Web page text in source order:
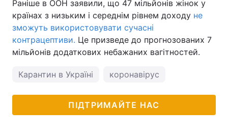
Раніше в ООН заявили, що 47 мільйонів жінок у
країнах з низьким і середнім рівнем доходу не
зможуть використовувати сучасні
контрацептиви. Це призведе до прогнозованих 7
мільйонів додаткових небажаних вагітностей.
Карантин в Україні коронавірус
ПІДТРИМАЙТЕ НАС